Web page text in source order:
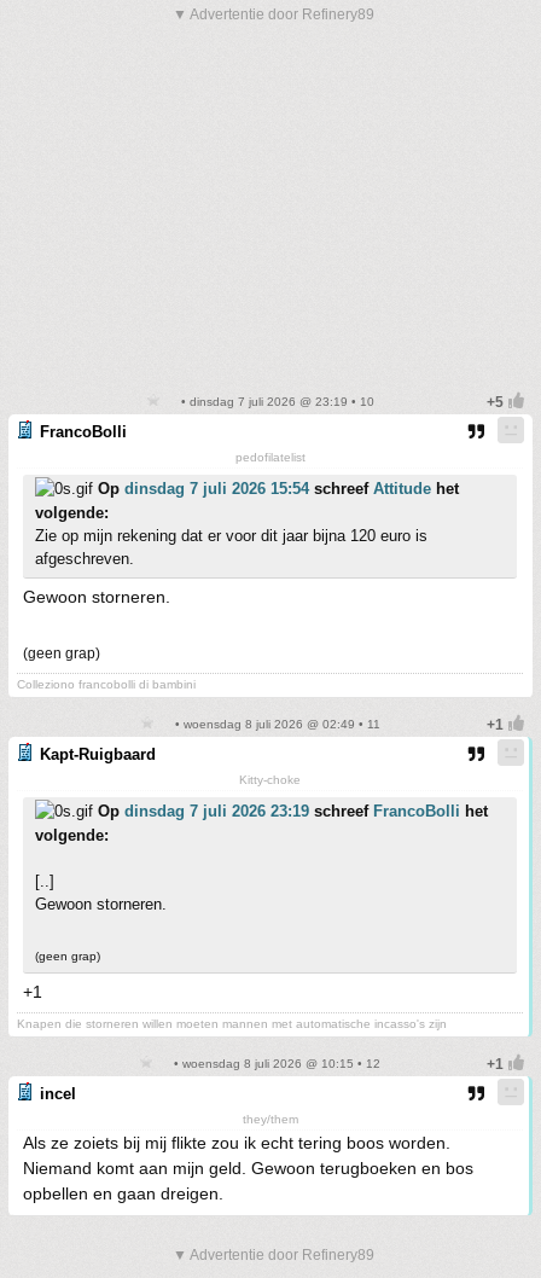
▼ Advertentie door Refinery89
• dinsdag 7 juli 2026 @ 23:19 • 10
FrancoBolli
pedofilatelist
Op dinsdag 7 juli 2026 15:54schreef Attitude het
volgende:
Zie op mijn rekening dat er voor dit jaar bijna 120 euro is
afgeschreven.
Gewoon storneren.
(geen grap)
Colleziono francobolli di bambini
• woensdag 8 juli 2026 @ 02:49 • 11
Kapt-Ruigbaard
Kitty-choke
Op dinsdag 7 juli 2026 23:19 schreef FrancoBolli het
volgende:
[..]
Gewoon storneren.
(geen grap)
+1
Knapen die storneren willen moeten mannen met automatische incasso's zijn
• woensdag 8 juli 2026 @ 10:15 • 12
incel
they/them
Als ze zoiets bij mij flikte zou ik echt tering boos worden.
Niemand komt aan mijn geld. Gewoon terugboeken en bos
opbellen en gaan dreigen.
▼ Advertentie door Refinery89